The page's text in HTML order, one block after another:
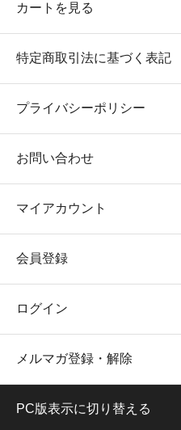
カートを見る
特定商取引法に基づく表記
プライバシーポリシー
お問い合わせ
マイアカウント
会員登録
ログイン
メルマガ登録・解除
PC版表示に切り替える